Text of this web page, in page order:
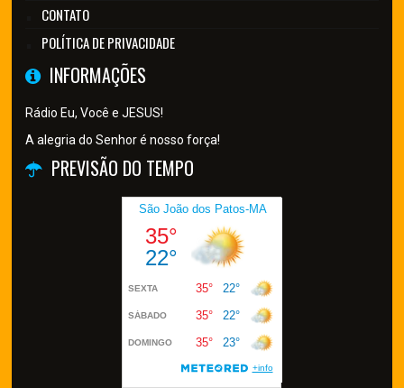
CONTATO
POLÍTICA DE PRIVACIDADE
INFORMAÇÕES
Rádio Eu, Você e JESUS!
A alegria do Senhor é nosso força!
PREVISÃO DO TEMPO